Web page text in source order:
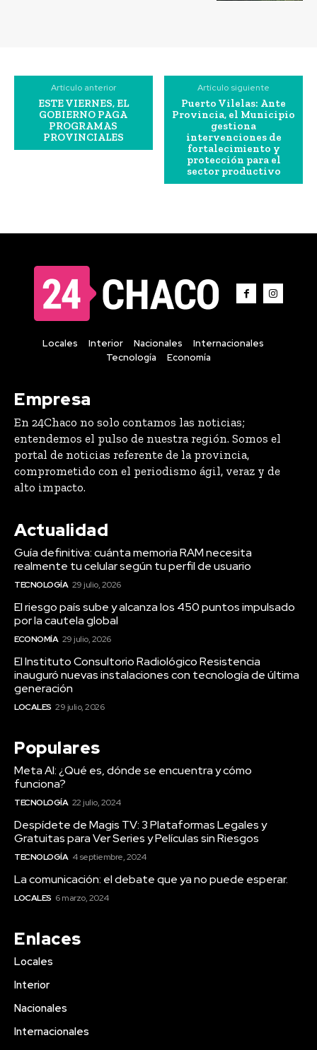
Artículo anterior
ESTE VIERNES, EL
GOBIERNO PAGA
PROGRAMAS
PROVINCIALES
Artículo siguiente
Puerto Vilelas: Ante
Provincia, el Municipio
gestiona
intervenciones de
fortalecimiento y
protección para el
sector productivo
Locales Interior Nacionales
Internacionales
Tecnología
Economía
Empresa
En 24Chaco no solo contamos las noticias;
entendemos el pulso de nuestra región. Somos el
portal de noticias referente de la provincia,
comprometido con el periodismo ágil, veraz y de
alto impacto.
Actualidad
Guía definitiva: cuánta memoria RAM necesita
realmente tu celular según tu perfil de usuario
TECNOLOGÍA 29 julio, 2026
El riesgo país sube y alcanza los 450 puntos impulsado
por la cautela global
ECONOMÍA 29 julio, 2026
El Instituto Consultorio Radiológico Resistencia
inauguró nuevas instalaciones con tecnología de última
generación
LOCALES 29 julio, 2026
Populares
Meta AI: ¿Qué es, dónde se encuentra y cómo
funciona?
TECNOLOGÍA 22 julio, 2024
Despídete de Magis TV: 3 Plataformas Legales y
Gratuitas para Ver Series y Películas sin Riesgos
TECNOLOGÍA 4 septiembre, 2024
La comunicación: el debate que ya no puede esperar.
LOCALES 6 marzo, 2024
Enlaces
Locales
Interior
Nacionales
Internacionales